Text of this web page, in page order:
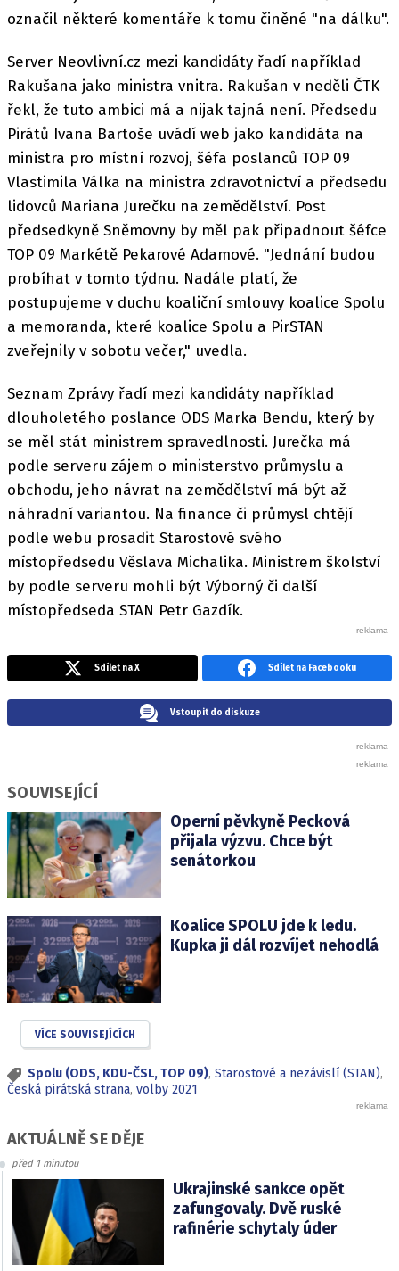
označil některé komentáře k tomu činěné "na dálku".
Server Neovlivní.cz mezi kandidáty řadí například
Rakušana jako ministra vnitra. Rakušan v neděli ČTK
řekl, že tuto ambici má a nijak tajná není. Předsedu
Pirátů Ivana Bartoše uvádí web jako kandidáta na
ministra pro místní rozvoj, šéfa poslanců TOP 09
Vlastimila Válka na ministra zdravotnictví a předsedu
lidovců Mariana Jurečku na zemědělství. Post
předsedkyně Sněmovny by měl pak připadnout šéfce
TOP 09 Markétě Pekarové Adamové. "Jednání budou
probíhat v tomto týdnu. Nadále platí, že
postupujeme v duchu koaliční smlouvy koalice Spolu
a memoranda, které koalice Spolu a PirSTAN
zveřejnily v sobotu večer," uvedla.
Seznam Zprávy řadí mezi kandidáty například
dlouholetého poslance ODS Marka Bendu, který by
se měl stát ministrem spravedlnosti. Jurečka má
podle serveru zájem o ministerstvo průmyslu a
obchodu, jeho návrat na zemědělství má být až
náhradní variantou. Na finance či průmysl chtějí
podle webu prosadit Starostové svého
místopředsedu Věslava Michalika. Ministrem školství
by podle serveru mohli být Výborný či další
místopředseda STAN Petr Gazdík.
Sdílet na X Sdílet na Facebooku
Vstoupit do diskuze
SOUVISEJÍCÍ
Operní pěvkyně Pecková
přijala výzvu. Chce být
senátorkou
Koalice SPOLU jde k ledu.
Kupka ji dál rozvíjet nehodlá
VÍCE SOUVISEJÍCÍCH
Spolu (ODS, KDU-ČSL, TOP 09), Starostové a nezávislí (STAN),
Česká pirátská strana, volby 2021
AKTUÁLNĚ SE DĚJE
před 1 minutou
Ukrajinské sankce opět
zafungovaly. Dvě ruské
rafinérie schytaly úder